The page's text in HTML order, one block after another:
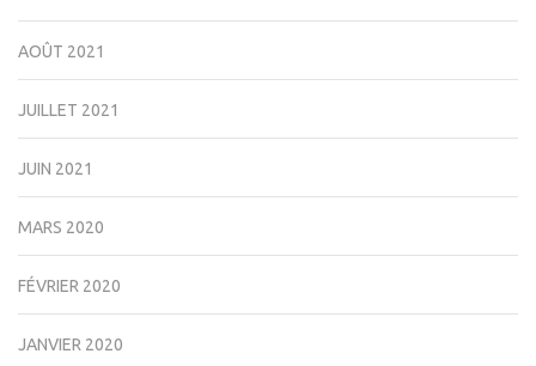
AOÛT 2021
JUILLET 2021
JUIN 2021
MARS 2020
FÉVRIER 2020
JANVIER 2020